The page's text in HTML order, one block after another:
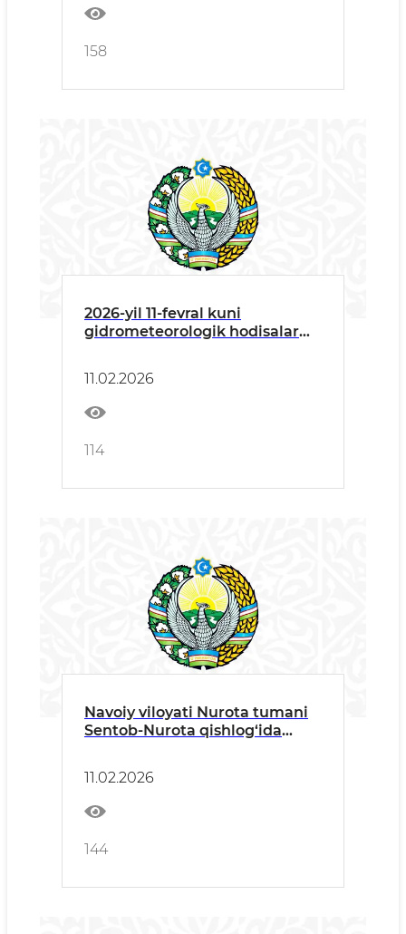
158
2026-yil 11-fevral kuni
gidrometeorologik hodisalar
11.02.2026
114
Navoiy viloyati Nurota tumani
Sentob-Nurota qishlog‘ida
11.02.2026
144